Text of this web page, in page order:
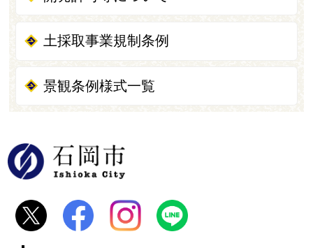
土採取事業規制条例
景観条例様式一覧